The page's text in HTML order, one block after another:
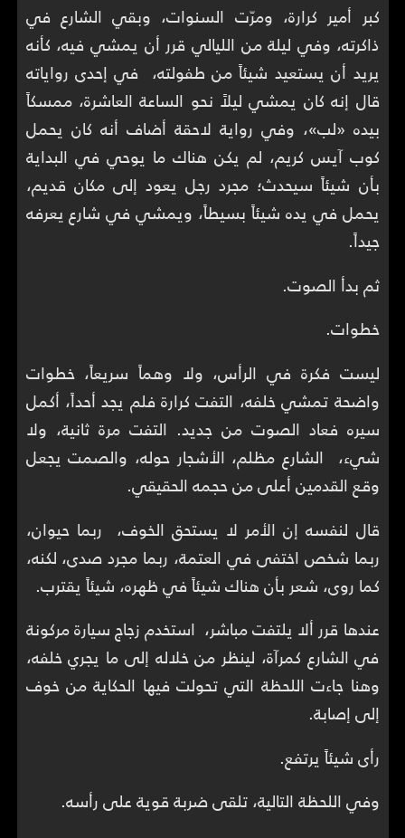
كبر أمير كرارة، ومرّت السنوات، وبقي الشارع في
ذاكرته، وفي ليلة من الليالي قرر أن يمشي فيه، كأنه
يريد أن يستعيد شيئاً من طفولته، في إحدى رواياته
قال إنه كان يمشي ليلاً نحو الساعة العاشرة، ممسكاً
بيده «لب»، وفي رواية لاحقة أضاف أنه كان يحمل
كوب آيس كريم، لم يكن هناك ما يوحي في البداية
بأن شيئاً سيحدث؛ مجرد رجل يعود إلى مكان قديم،
يحمل في يده شيئاً بسيطاً، ويمشي في شارع يعرفه
جيداً.
ثم بدأ الصوت.
خطوات.
ليست فكرة في الرأس، ولا وهماً سريعاً، خطوات
واضحة تمشي خلفه، التفت كرارة فلم يجد أحداً، أكمل
سيره فعاد الصوت من جديد. التفت مرة ثانية، ولا
شيء، الشارع مظلم، الأشجار حوله، والصمت يجعل
وقع القدمين أعلى من حجمه الحقيقي.
قال لنفسه إن الأمر لا يستحق الخوف، ربما حيوان،
ربما شخص اختفى في العتمة، ربما مجرد صدى، لكنه،
كما روى، شعر بأن هناك شيئاً في ظهره، شيئاً يقترب.
عندها قرر ألا يلتفت مباشر، استخدم زجاج سيارة مركونة
في الشارع كمرآة، لينظر من خلاله إلى ما يجري خلفه،
وهنا جاءت اللحظة التي تحولت فيها الحكاية من خوف
إلى إصابة.
رأى شيئاً يرتفع.
وفي اللحظة التالية، تلقى ضربة قوية على رأسه.